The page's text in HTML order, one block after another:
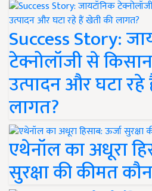
Success Story:
टेक्नोलॉजी से
उत्पादन और घटा
लागत?
एथेनॉल का अधूरा
सुरक्षा की कीमत